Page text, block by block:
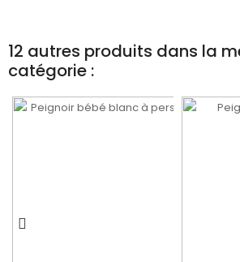
12 autres produits dans la
catégorie :